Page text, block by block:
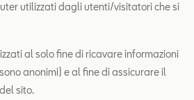
utilizzati dagli utenti/visitatori che si
al solo fine di ricavare informazioni
anonimi) e al fine di assicurare il
sito.